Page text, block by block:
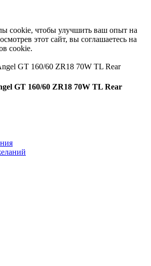
cookie, чтобы улучшить ваш опыт на
этот сайт, вы соглашаетесь на
cookie.
GT 160/60 ZR18 70W TL Rear